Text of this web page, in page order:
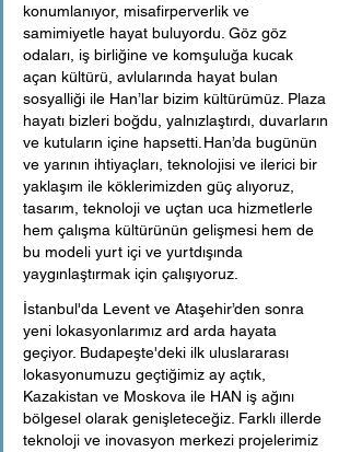
konumlanıyor, misafirperverlik ve
samimiyetle hayat buluyordu. Göz göz
odaları, iş birliğine ve komşuluğa kucak
açan kültürü, avlularında hayat bulan
sosyalliği ile Han’lar bizim kültürümüz. Plaza
hayatı bizleri boğdu, yalnızlaştırdı, duvarların
ve kutuların içine hapsetti. Han’da bugünün
ve yarının ihtiyaçları, teknolojisi ve ilerici bir
yaklaşım ile köklerimizden güç alıyoruz,
tasarım, teknoloji ve uçtan uca hizmetlerle
hem çalışma kültürünün gelişmesi hem de
bu modeli yurt içi ve yurtdışında
yaygınlaştırmak için çalışıyoruz.
İstanbul'da Levent ve Ataşehir’den sonra
yeni lokasyonlarımız ard arda hayata
geçiyor. Budapeşte'deki ilk uluslararası
lokasyonumuzu geçtiğimiz ay açtık,
Kazakistan ve Moskova ile HAN iş ağını
bölgesel olarak genişleteceğiz. Farklı illerde
teknoloji ve inovasyon merkezi projelerimiz